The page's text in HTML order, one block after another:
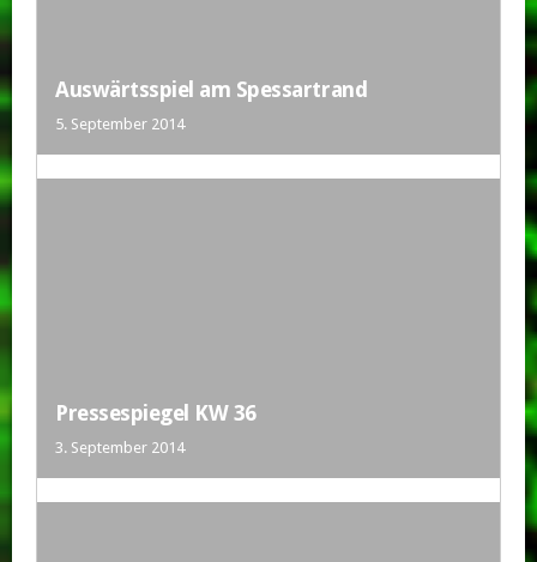
Auswärtsspiel am Spessartrand
5. September 2014
Pressespiegel KW 36
3. September 2014